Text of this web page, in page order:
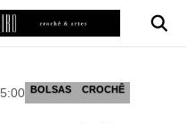
BOLSAS CROCHÊ